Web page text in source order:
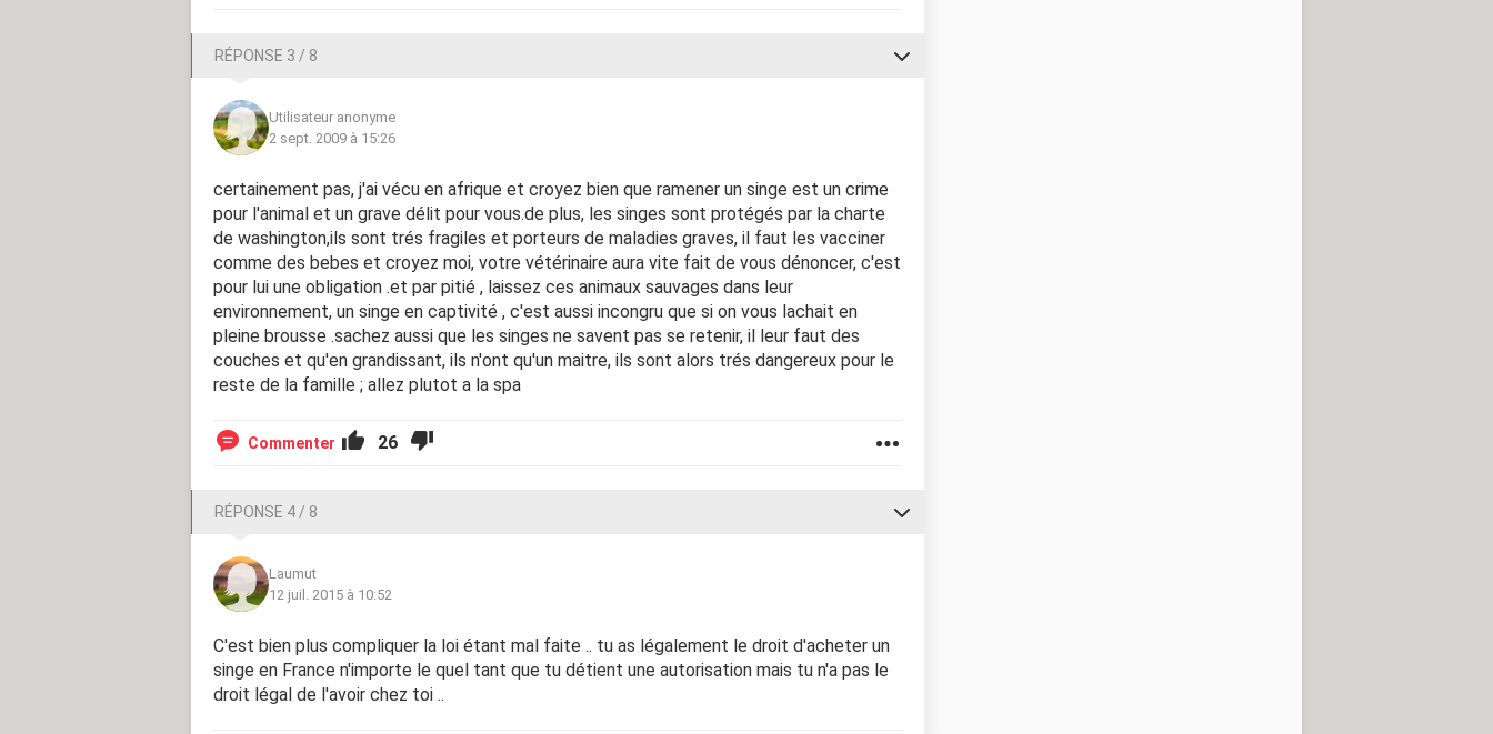
RÉPONSE 3 / 8
Utilisateur anonyme
2 sept. 2009 à 15:26
certainement pas, j'ai vécu en afrique et croyez bien que ramener un singe est un crime
pour l'animal et un grave délit pour vous.de plus, les singes sont protégés par la charte
de washington,ils sont trés fragiles et porteurs de maladies graves, il faut les vacciner
comme des bebes et croyez moi, votre vétérinaire aura vite fait de vous dénoncer, c'est
pour lui une obligation .et par pitié , laissez ces animaux sauvages dans leur
environnement, un singe en captivité , c'est aussi incongru que si on vous lachait en
pleine brousse .sachez aussi que les singes ne savent pas se retenir, il leur faut des
couches et qu'en grandissant, ils n'ont qu'un maitre, ils sont alors trés dangereux pour le
reste de la famille ; allez plutot a la spa
Commenter 26
RÉPONSE 4 / 8
Laumut
12 juil. 2015 à 10:52
C'est bien plus compliquer la loi étant mal faite .. tu as légalement le droit d'acheter un
singe en France n'importe le quel tant que tu détient une autorisation mais tu n'a pas le
droit légal de l'avoir chez toi ..